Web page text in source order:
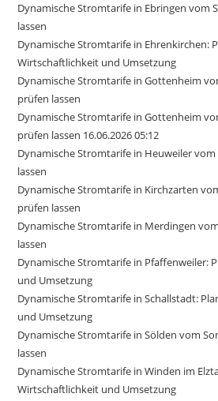
Dynamische Stromtarife in Ebringen vom
lassen
Dynamische Stromtarife in Ehrenkirchen:
Wirtschaftlichkeit und Umsetzung
Dynamische Stromtarife in Gottenheim
prüfen lassen
Dynamische Stromtarife in Gottenheim
prüfen lassen 16.06.2026 05:12
Dynamische Stromtarife in Heuweiler
lassen
Dynamische Stromtarife in Kirchzarten
prüfen lassen
Dynamische Stromtarife in Merdingen
lassen
Dynamische Stromtarife in Pfaffenweiler:
und Umsetzung
Dynamische Stromtarife in Schallstadt:
und Umsetzung
Dynamische Stromtarife in Sölden vom
lassen
Dynamische Stromtarife in Winden im
Wirtschaftlichkeit und Umsetzung